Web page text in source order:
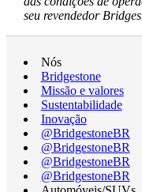
seu revendedor
Nós
Bridgestone
Missão e valores
Sustentabilidade
Inovação
@BridgestoneBR
@BridgestoneBR
@BridgestoneBR
@BridgestoneBR